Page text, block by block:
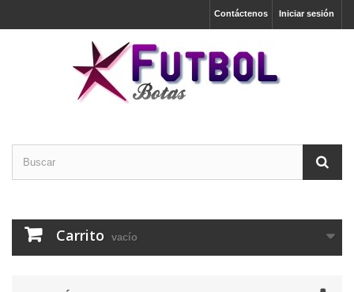
Iniciar sesión
Contáctenos
Carrito vacío